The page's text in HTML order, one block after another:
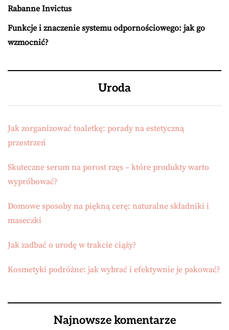
Rabanne Invictus
Funkcje i znaczenie systemu odpornościowego: jak go
wzmocnić?
Uroda
Jak zorganizować toaletkę: porady na estetyczną
przestrzeń
Skuteczne serum na porost rzęs – które produkty warto
wypróbować?
Domowe sposoby na piękną cerę: naturalne składniki i
maseczki
Jak zadbać o urodę w trakcie ciąży?
Kosmetyki podróżne: jak wybrać i efektywnie je pakować?
Najnowsze komentarze